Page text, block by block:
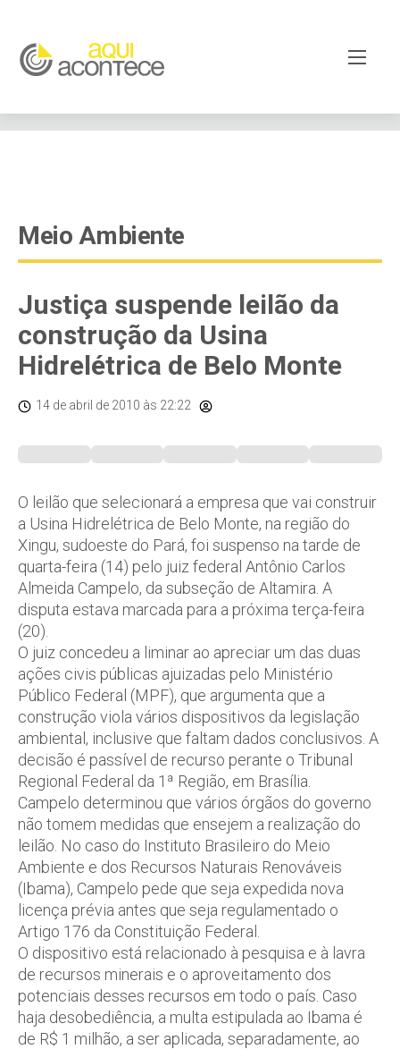
googleb82de9a22cec23e8.html
Meio Ambiente
Justiça suspende leilão da
construção da Usina
Hidrelétrica de Belo Monte
14 de abril de 2010 às 22:22
O leilão que selecionará a empresa que vai construir
a Usina Hidrelétrica de Belo Monte, na região do
Xingu, sudoeste do Pará, foi suspenso na tarde de
quarta-feira (14) pelo juiz federal Antônio Carlos
Almeida Campelo, da subseção de Altamira. A
disputa estava marcada para a próxima terça-feira
(20).
O juiz concedeu a liminar ao apreciar um das duas
ações civis públicas ajuizadas pelo Ministério
Público Federal (MPF), que argumenta que a
construção viola vários dispositivos da legislação
ambiental, inclusive que faltam dados conclusivos. A
decisão é passível de recurso perante o Tribunal
Regional Federal da 1ª Região, em Brasília.
Campelo determinou que vários órgãos do governo
não tomem medidas que ensejem a realização do
leilão. No caso do Instituto Brasileiro do Meio
Ambiente e dos Recursos Naturais Renováveis
(Ibama), Campelo pede que seja expedida nova
licença prévia antes que seja regulamentado o
Artigo 176 da Constituição Federal.
O dispositivo está relacionado à pesquisa e à lavra
de recursos minerais e o aproveitamento dos
potenciais desses recursos em todo o país. Caso
haja desobediência, a multa estipulada ao Ibama é
de R$ 1 milhão, a ser aplicada, separadamente, ao